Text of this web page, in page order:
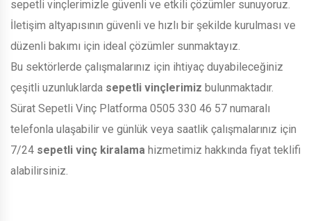
sepetli vinçlerimizle güvenli ve etkili çözümler sunuyoruz.
İletişim altyapısının güvenli ve hızlı bir şekilde kurulması ve
düzenli bakımı için ideal çözümler sunmaktayız.
Bu sektörlerde çalışmalarınız için ihtiyaç duyabileceğiniz
çeşitli uzunluklarda sepetli vinçlerimiz bulunmaktadır.
Sürat Sepetli Vinç Platforma 0505 330 46 57 numaralı
telefonla ulaşabilir ve günlük veya saatlik çalışmalarınız için
7/24 sepetli vinç kiralama hizmetimiz hakkında fiyat teklifi
alabilirsiniz.